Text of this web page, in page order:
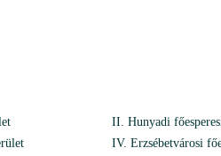
II. Hunyadi
IV. Erzsébetvárosi